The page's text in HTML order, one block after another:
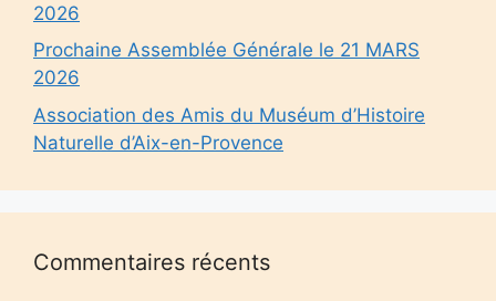
2026
Prochaine Assemblée Générale le 21 MARS
2026
Association des Amis du Muséum d’Histoire
Naturelle d’Aix-en-Provence
Commentaires récents